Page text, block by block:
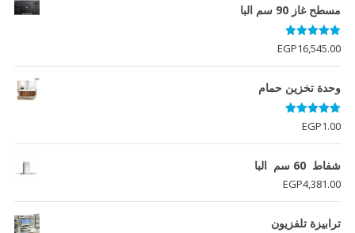
مسطح غاز 90 سم البا
تم التقييم
5.00من 5 EGP16,545.00
وحدة تخزين حمام
تم التقييم
5.00
من 5
EGP1.00
شفاط 60 سم البا
EGP4,381.00
ترابيزة تلفزيون